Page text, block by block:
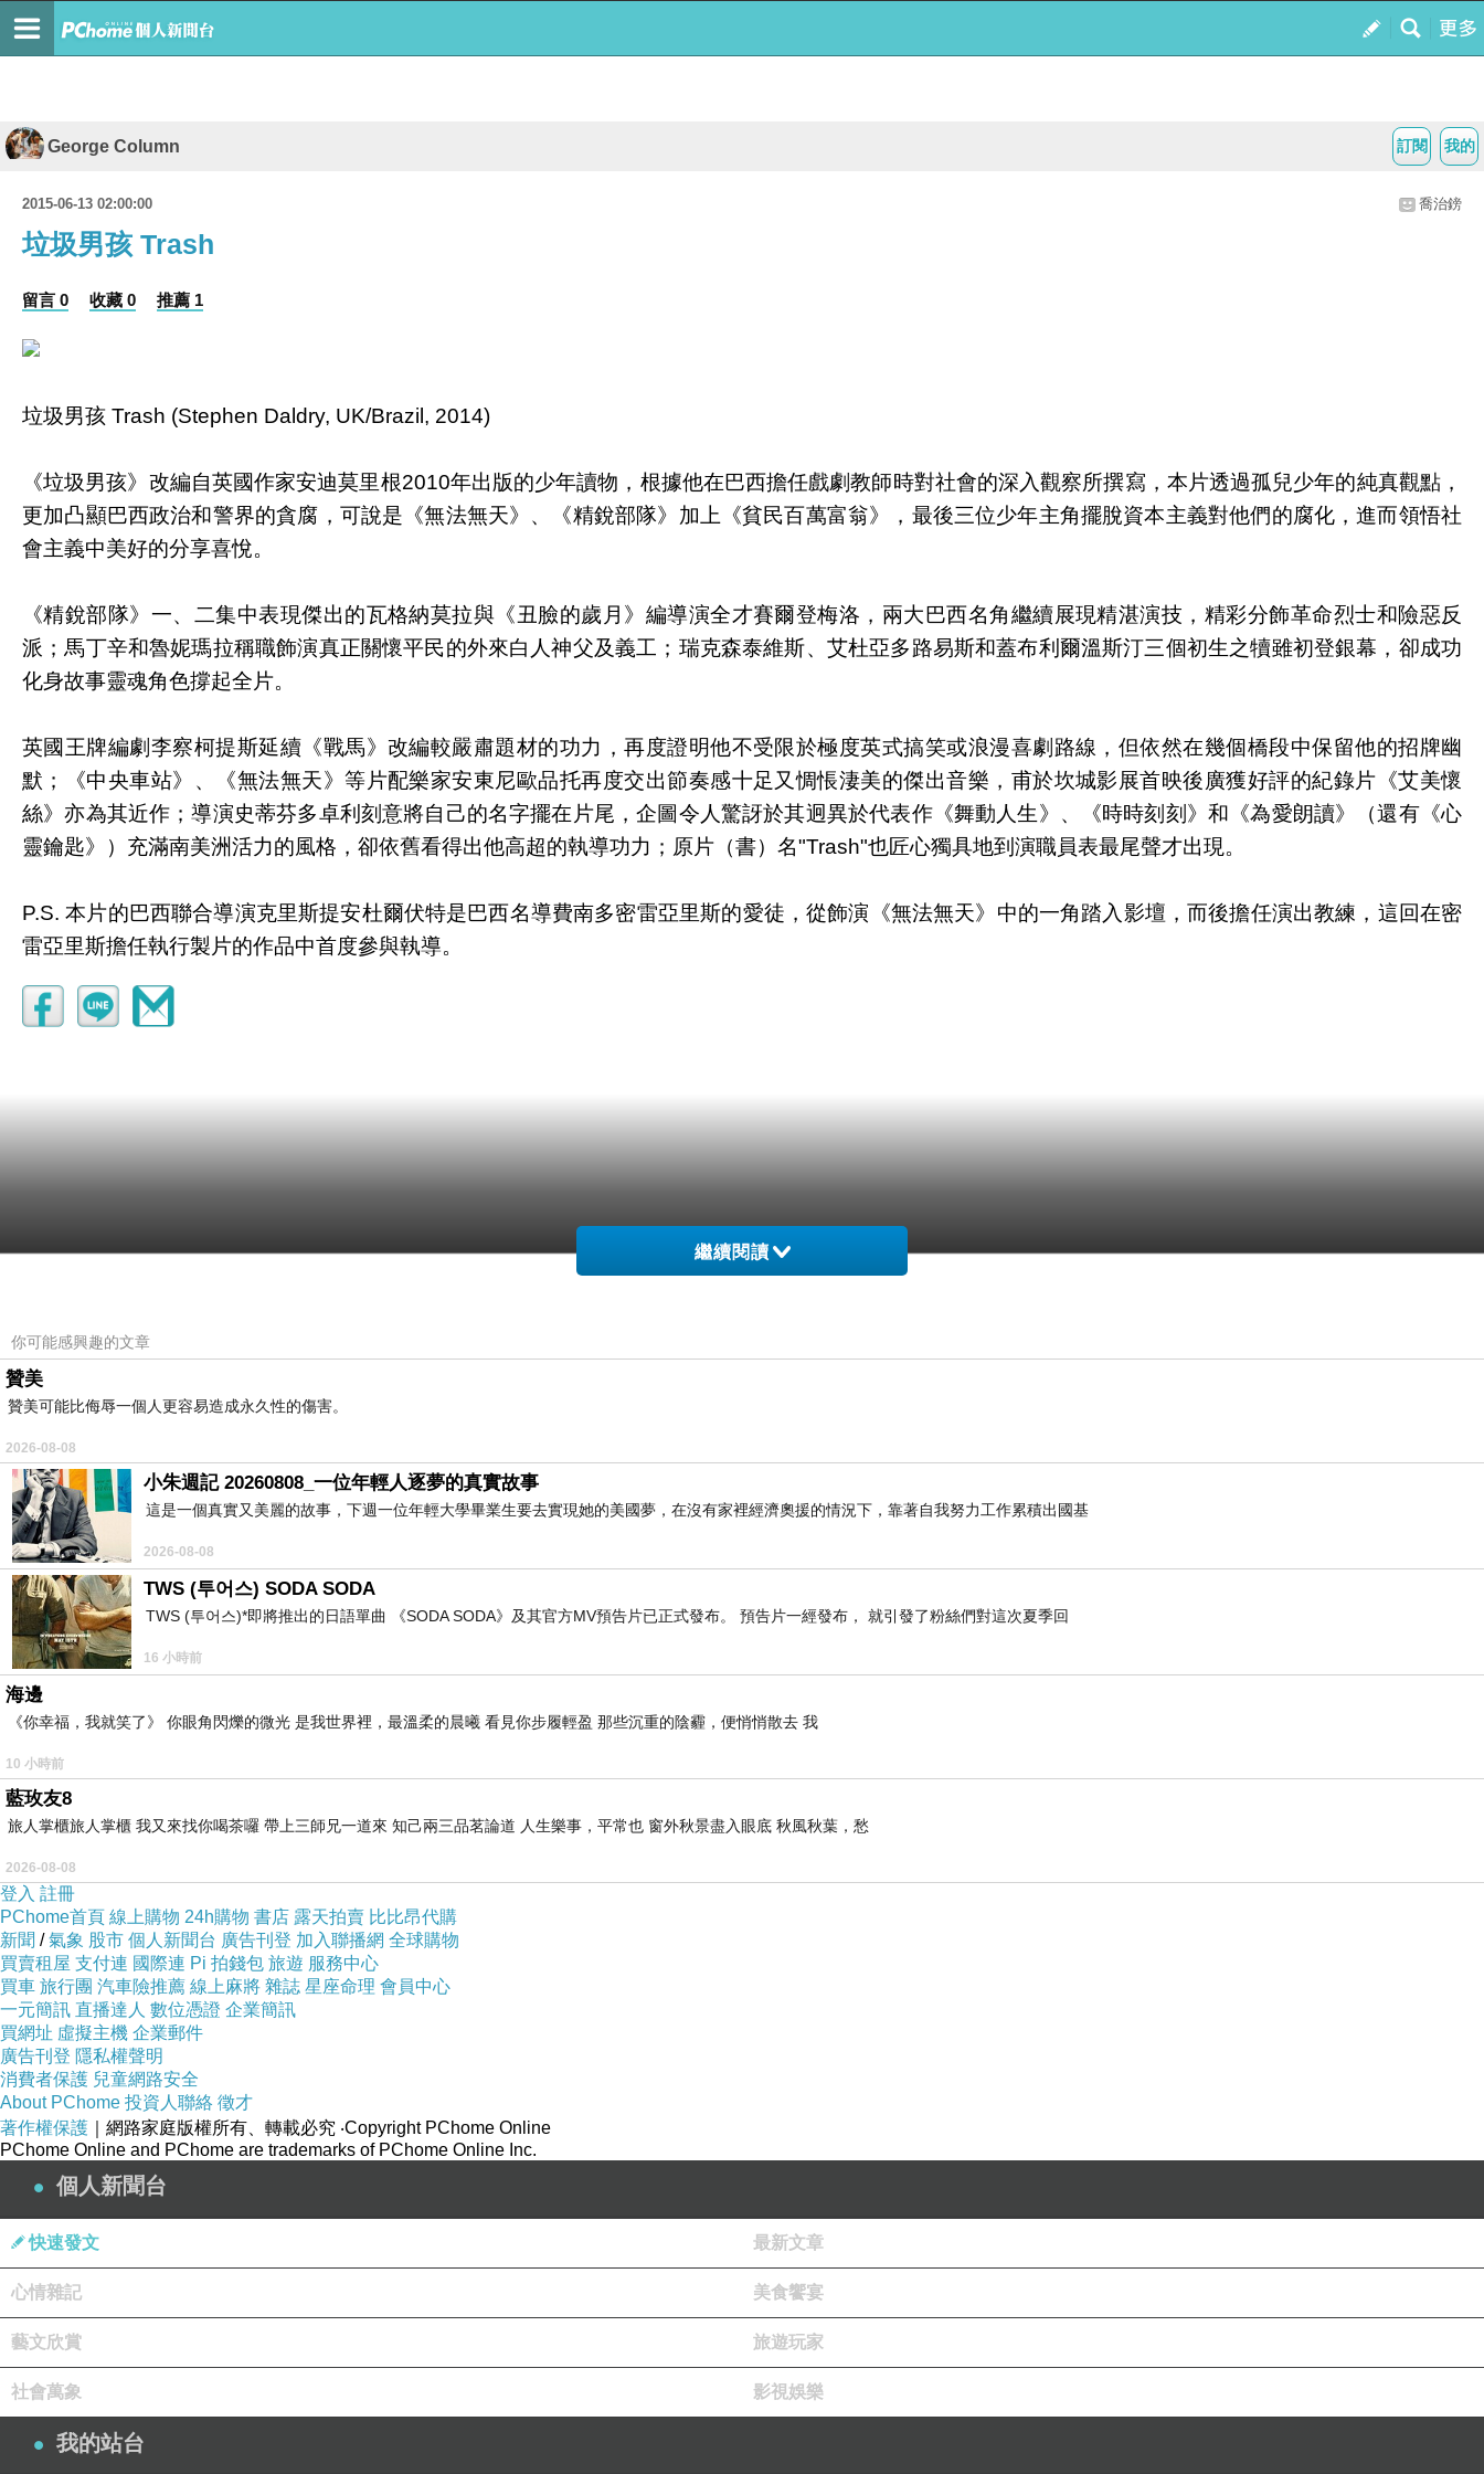
我的
訂閱
George Column
2015-06-13 02:00:00 喬治鎊
垃圾男孩 Trash
留言 0 收藏 0 推薦 1
垃圾男孩 Trash (Stephen Daldry, UK/Brazil, 2014)
《垃圾男孩》改編自英國作家安迪莫里根2010年出版的少年讀物，根據他在巴西擔任戲劇教師時對社會的深入觀察所撰寫，本片透過孤兒少年的純真觀點，
更加凸顯巴西政治和警界的貪腐，可說是《無法無天》、《精銳部隊》加上《貧民百萬富翁》，最後三位少年主角擺脫資本主義對他們的腐化，進而領悟社
會主義中美好的分享喜悅。
《精銳部隊》一、二集中表現傑出的瓦格納莫拉與《丑臉的歲月》編導演全才賽爾登梅洛，兩大巴西名角繼續展現精湛演技，精彩分飾革命烈士和險惡反
派；馬丁辛和魯妮瑪拉稱職飾演真正關懷平民的外來白人神父及義工；瑞克森泰維斯、艾杜亞多路易斯和蓋布利爾溫斯汀三個初生之犢雖初登銀幕，卻成功
化身故事靈魂角色撐起全片。
英國王牌編劇李察柯提斯延續《戰馬》改編較嚴肅題材的功力，再度證明他不受限於極度英式搞笑或浪漫喜劇路線，但依然在幾個橋段中保留他的招牌幽
默；《中央車站》、《無法無天》等片配樂家安東尼歐品托再度交出節奏感十足又惆悵淒美的傑出音樂，甫於坎城影展首映後廣獲好評的紀錄片《艾美懷
絲》亦為其近作；導演史蒂芬多卓利刻意將自己的名字擺在片尾，企圖令人驚訝於其迥異於代表作《舞動人生》、《時時刻刻》和《為愛朗讀》（還有《心
靈鑰匙》）充滿南美洲活力的風格，卻依舊看得出他高超的執導功力；原片（書）名"Trash"也匠心獨具地到演職員表最尾聲才出現。
P.S. 本片的巴西聯合導演克里斯提安杜爾伏特是巴西名導費南多密雷亞里斯的愛徒，從飾演《無法無天》中的一角踏入影壇，而後擔任演出教練，這回在密
雷亞里斯擔任執行製片的作品中首度參與執導。
繼續閱讀
你可能感興趣的文章
贊美
贊美可能比侮辱一個人更容易造成永久性的傷害。
2026-08-08
小朱週記 20260808_一位年輕人逐夢的真實故事
這是一個真實又美麗的故事，下週一位年輕大學畢業生要去實現她的美國夢，在沒有家裡經濟奧援的情況下，靠著自我努力工作累積出國基
2026-08-08
TWS (투어스) SODA SODA
TWS (투어스)*即將推出的日語單曲 《SODA SODA》及其官方MV預告片已正式發布。 預告片一經發布， 就引發了粉絲們對這次夏季回
16 小時前
海邊
《你幸福，我就笑了》 你眼角閃爍的微光 是我世界裡，最溫柔的晨曦 看見你步履輕盈 那些沉重的陰霾，便悄悄散去 我
10 小時前
藍玫友8
旅人掌櫃旅人掌櫃 我又來找你喝茶囉 帶上三師兄一道來 知己兩三品茗論道 人生樂事，平常也 窗外秋景盡入眼底 秋風秋葉，愁
2026-08-08
登入 註冊
PChome首頁 線上購物 24h購物 書店 露天拍賣 比比昂代購
新聞 /氣象 股市 個人新聞台 廣告刊登 加入聯播網 全球購物
買賣租屋 支付連 國際連 Pi 拍錢包 旅遊 服務中心
買車 旅行團 汽車險推薦 線上麻將 雜誌 星座命理 會員中心
一元簡訊 直播達人 數位憑證 企業簡訊
買網址 虛擬主機 企業郵件
廣告刊登 隱私權聲明
消費者保護 兒童網路安全
About PChome 投資人聯絡 徵才
著作權保護 ｜網路家庭版權所有、轉載必究 ‧Copyright PChome Online
PChome Online and PChome are trademarks of PChome Online Inc.
個人新聞台
快速發文 最新文章
心情雜記 美食饗宴
藝文欣賞 旅遊玩家
社會萬象 影視娛樂
我的站台